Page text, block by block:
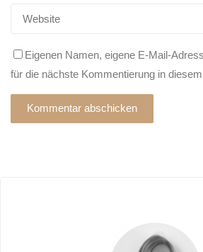
Eigenen Namen, eigene E-Mail-
für die nächste Kommentierung in